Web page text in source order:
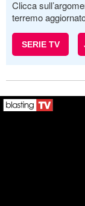
Clicca
terremo
SERIE TV